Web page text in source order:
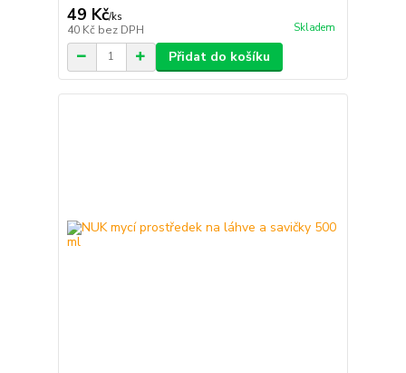
49 Kč/ks
40 Kč bez DPH Skladem
Přidat do košíku